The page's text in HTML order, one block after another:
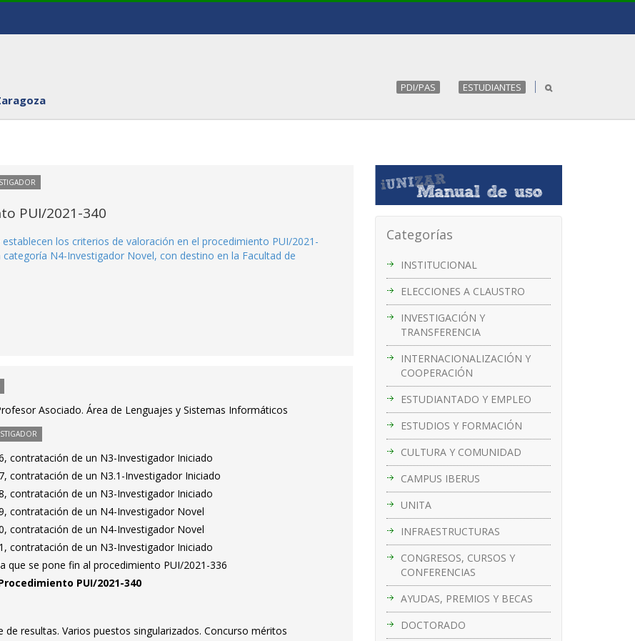
PDI/PAS ESTUDIANTES
Categorías
INSTITUCIONAL
ELECCIONES A CLAUSTRO
INVESTIGACIÓN Y
TRANSFERENCIA
INTERNACIONALIZACIÓN Y
COOPERACIÓN
ESTUDIANTADO Y EMPLEO
ESTUDIOS Y FORMACIÓN
CULTURA Y COMUNIDAD
CAMPUS IBERUS
UNITA
INFRAESTRUCTURAS
CONGRESOS, CURSOS Y
CONFERENCIAS
AYUDAS, PREMIOS Y BECAS
DOCTORADO
PUI/2021-340
los criterios de valoración en el procedimiento PUI/2021-
N4-Investigador Novel, con destino en la Facultad de
Asociado. Área de Lenguajes y Sistemas Informáticos
contratación de un N3-Investigador Iniciado
contratación de un N3.1-Investigador Iniciado
contratación de un N3-Investigador Iniciado
contratación de un N4-Investigador Novel
contratación de un N4-Investigador Novel
contratación de un N3-Investigador Iniciado
que se pone fin al procedimiento PUI/2021-336
PUI/2021-340
de resultas. Varios puestos singularizados. Concurso méritos